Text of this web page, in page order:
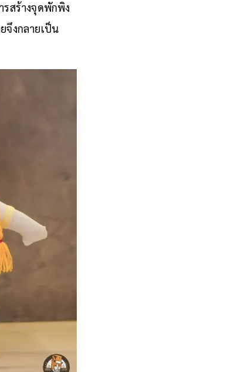
สร้างจุดพักพิง
งกลายเป็น